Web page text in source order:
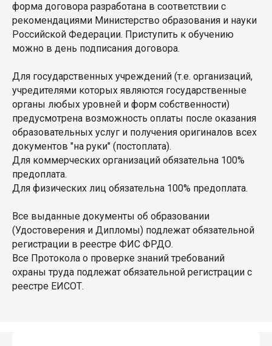
форма договора разработана в соответствии с
рекомендациями Министерство образования и науки
Российской Федерации. Приступить к обучению
можно в день подписания договора.
Для государственных учреждений (т.е. организаций,
учредителями которых являются государственные
органы любых уровней и форм собственности)
предусмотрена возможность оплаты после оказания
образовательных услуг и получения оригиналов всех
документов "на руки" (постоплата).
Для коммерческих организаций обязательна 100%
предоплата.
Для физических лиц обязательна 100% предоплата.
Все выданные документы об образовании
(Удостоверения и Дипломы) подлежат обязательной
регистрации в реестре ФИС ФРДО.
Все Протокола о проверке знаний требований
охраны труда подлежат обязательной регистрации с
реестре ЕИСОТ.